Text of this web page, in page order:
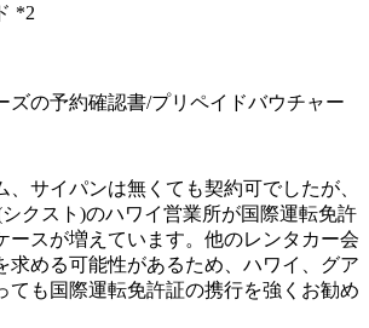
*2
ズの予約確認書/プリペイドバウチャー
、サイパンは無くても契約可でしたが、
クスト)のハワイ営業所が国際運転免許
ースが増えています。他のレンタカー会
求める可能性があるため、ハワイ、グア
ても国際運転免許証の携行を強くお勧め